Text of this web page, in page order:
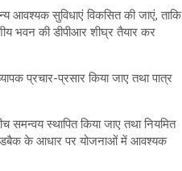
आवश्यक सुविधाएं विकसित की जाएं, ताकि
भवन की डीपीआर शीघ्र तैयार कर
प्रचार-प्रसार किया जाए तथा पात्र
समन्वय स्थापित किया जाए तथा नियमित
फीडबैक के आधार पर योजनाओं में आवश्यक